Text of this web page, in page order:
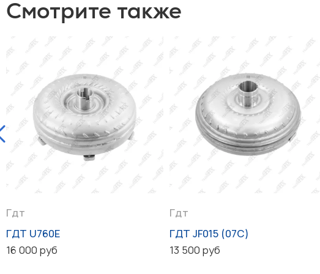
Смотрите также
Гдт
ГДТ U760E
16 000 руб
Гдт
ГДТ JF015 (07C)
13 500 руб